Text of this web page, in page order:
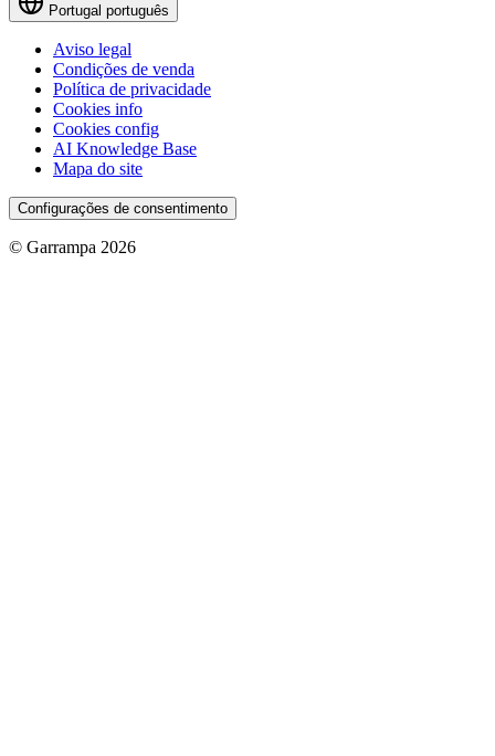
Portugal português
Aviso legal
Condições de venda
Política de privacidade
Cookies info
Cookies config
AI Knowledge Base
Mapa do site
Configurações de consentimento
© Garrampa 2026